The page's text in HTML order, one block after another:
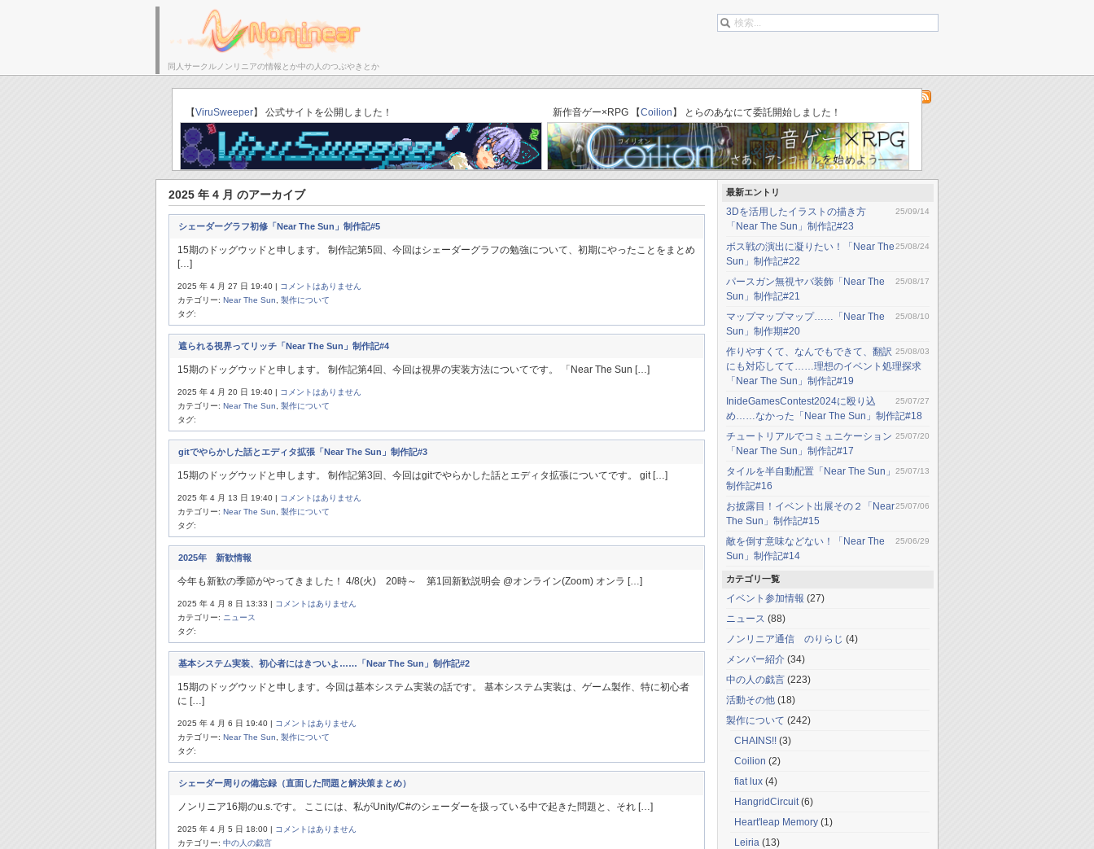
同人サークルノンリニアの情報とか中の人のつぶやきとか
【ViruSweeper】 公式サイトを公開しました！ 新作音ゲー×RPG 【Coilion 】 とらのあなにて委託開始しました！
2025 年 4 月 のアーカイブ
シェーダーグラフ初修「Near The Sun」制作記#5
15期のドッグウッドと申します。 制作記第5回、今回はシェーダーグラフの勉強について、初期にやったことをまとめ
[…]
2025 年 4 月 27 日 19:40 | コメントはありません
カテゴリー: Near The Sun
製作について
タグ:
遮られる視界ってリッチ「Near The Sun」制作記#4
15期のドッグウッドと申します。 制作記第4回、今回は視界の実装方法についてです。 「Near The Sun […]
2025 年 4 月 20 日 19:40 | コメントはありません
カテゴリー: Near The Sun
製作について
タグ:
gitでやらかした話とエディタ拡張「Near The Sun」制作記#3
15期のドッグウッドと申します。 制作記第3回、今回はgitでやらかした話とエディタ拡張についてです。 git […]
2025 年 4 月 13 日 19:40 | コメントはありません
カテゴリー: Near The Sun
製作について
タグ:
2025年 新歓情報
今年も新歓の季節がやってきました！ 4/8(火) 20時～ 第1回新歓説明会 @オンライン(Zoom) オンラ […]
2025 年 4 月 8 日 13:33 | コメントはありません
カテゴリー: ニュース
タグ:
基本システム実装、初心者にはきついよ……「Near The Sun」制作記#2
15期のドッグウッドと申します。今回は基本システム実装の話です。 基本システム実装は、ゲーム製作、特に初心者
に […]
2025 年 4 月 6 日 19:40 | コメントはありません
カテゴリー: Near The Sun
製作について
タグ:
シェーダー周りの備忘録（直面した問題と解決策まとめ）
ノンリニア16期のu.s.です。 ここには、私がUnity/C#のシェーダーを扱っている中で起きた問題と、それ […]
2025 年 4 月 5 日 18:00 | コメントはありません
カテゴリー: 中の人の戯言
最新エントリ
25/09/14
3Dを活用したイラストの描き方
「Near The Sun」制作記#23
25/08/24
ボス戦の演出に凝りたい！「Near The
Sun」制作記#22
25/08/17
パースガン無視ヤバ装飾「Near The
Sun」制作記#21
25/08/10
マップマップマップ……「Near The
Sun」制作期#20
25/08/03
作りやすくて、なんでもできて、翻訳
にも対応してて……理想のイベント処理探求
「Near The Sun」制作記#19
25/07/27
InideGamesContest2024に殴り込
め……なかった「Near The Sun」制作記#18
25/07/20
チュートリアルでコミュニケーション
「Near The Sun」制作記#17
25/07/13
タイルを半自動配置「Near The Sun」
制作記#16
25/07/06
お披露目！イベント出展その２「Near
The Sun」制作記#15
25/06/29
敵を倒す意味などない！「Near The
Sun」制作記#14
カテゴリ一覧
イベント参加情報 (27)
ニュース (88)
ノンリニア通信 のりらじ (4)
メンバー紹介 (34)
中の人の戯言 (223)
活動その他 (18)
製作について (242)
CHAINS!! (3)
Coilion (2)
fiat lux (4)
HangridCircuit(6)
Heart'leap Memory (1)
Leiria (13)